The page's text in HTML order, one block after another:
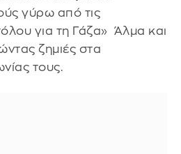
γύρω από τις
για τη Γάζα» Άλμα και
ζημιές στα
τους.